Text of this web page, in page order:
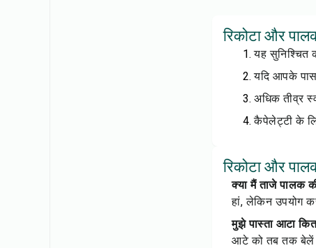
रिकोटा और
यह सुनिश्चित
यदि आपके
अधिक तीव्र
कैपेलेट्टी के
रिकोटा और
क्या मैं ताजे पालक
हां, लेकिन उपयोग
मुझे पास्ता आटा
आटे को तब तक बेलें